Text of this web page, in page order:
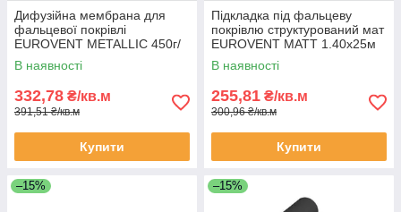
Дифузійна мембрана для
фальцевої покрівлі
EUROVENT METALLIC 450г/
м² 1.50х25м
В наявності
332,78 ₴/кв.м
391,51 ₴/кв.м
Купити
Підкладка під фальцеву
покрівлю структурований мат
EUROVENT MATT 1.40х25м
В наявності
255,81 ₴/кв.м
300,96 ₴/кв.м
Купити
–15% –15%